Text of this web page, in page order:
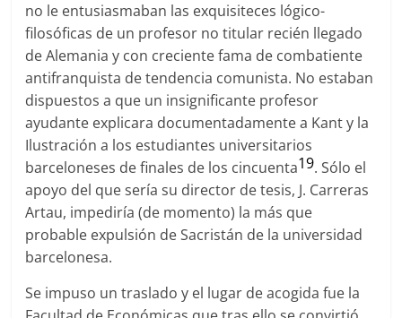
no le entusiasmaban las exquisiteces lógico-
filosóficas de un profesor no titular recién llegado
de Alemania y con creciente fama de combatiente
antifranquista de tendencia comunista. No estaban
dispuestos a que un insignificante profesor
ayudante explicara documentadamente a Kant y la
Ilustración a los estudiantes universitarios
barceloneses de finales de los cincuenta19. Sólo el
apoyo del que sería su director de tesis, J. Carreras
Artau, impediría (de momento) la más que
probable expulsión de Sacristán de la universidad
barcelonesa.
Se impuso un traslado y el lugar de acogida fue la